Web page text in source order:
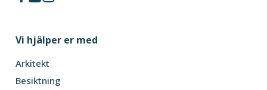
Vi hjälper er med
Arkitekt
Besiktning